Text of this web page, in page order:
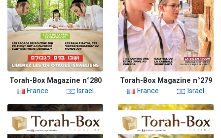
Torah-Box Magazine n°280
France
Israël
Torah-Box Magazine n°279
France
Israël